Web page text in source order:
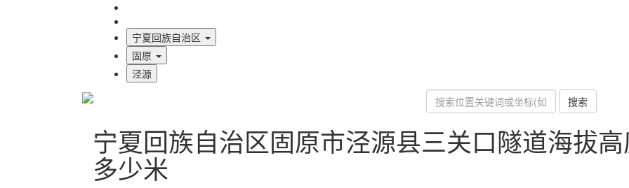
宁夏回族自治区
固原
泾源
搜索
宁夏回族自治区固原市泾源县三关口隧道海拔
多少米